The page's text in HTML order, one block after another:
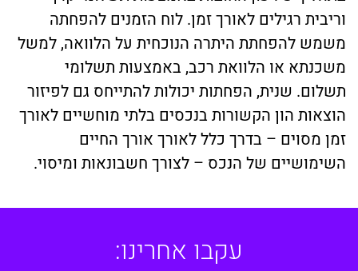
וריבית רגילים לאורך זמן. לוח הזמנים להפחתה
משמש להפחתת היתרה הנוכחית על הלוואה, למשל
משכנתא או הלוואת רכב, באמצעות תשלומי
תשלום. שנית, הפחתות יכולות להתייחס גם לפיזור
הוצאות הון הקשורות בנכסים בלתי מוחשיים לאורך
זמן מסוים – בדרך כלל לאורך אורך החיים
השימושיים של הנכס – לצורך חשבונאות ומיסוי.
עקבו אחרינו: